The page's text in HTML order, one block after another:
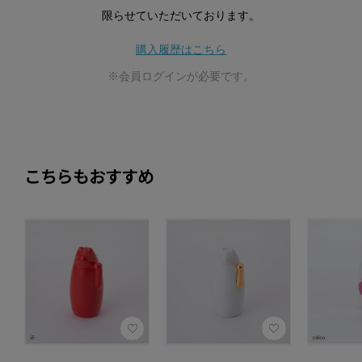
限らせていただいております。
購入履歴はこちら
※会員ログインが必要です。
こちらもおすすめ